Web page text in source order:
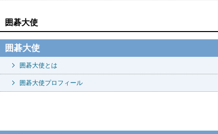
囲碁大使
囲碁大使
囲碁大使とは
囲碁大使プロフィール